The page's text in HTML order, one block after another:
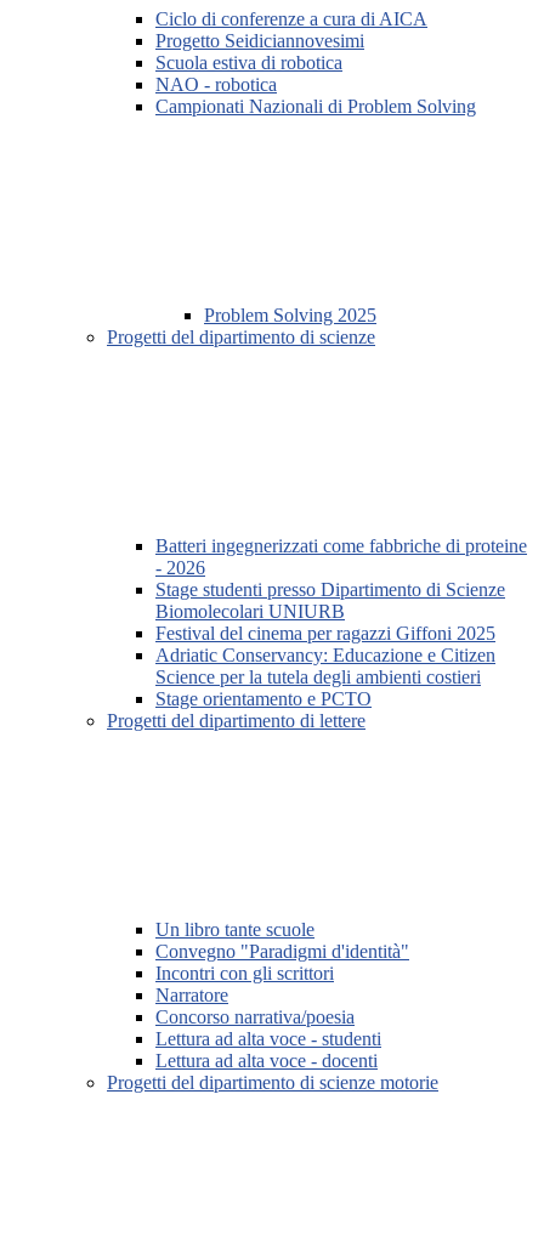
Ciclo di conferenze a cura di AICA
Progetto Seidiciannovesimi
Scuola estiva di robotica
NAO - robotica
Campionati Nazionali di Problem Solving
Problem Solving 2025
Progetti del dipartimento di scienze
Batteri ingegnerizzati come fabbriche di proteine
- 2026
Stage studenti presso Dipartimento di Scienze
Biomolecolari UNIURB
Festival del cinema per ragazzi Giffoni 2025
Adriatic Conservancy: Educazione e Citizen
Science per la tutela degli ambienti costieri
Stage orientamento e PCTO
Progetti del dipartimento di lettere
Un libro tante scuole
Convegno "Paradigmi d'identità"
Incontri con gli scrittori
Narratore
Concorso narrativa/poesia
Lettura ad alta voce - studenti
Lettura ad alta voce - docenti
Progetti del dipartimento di scienze motorie